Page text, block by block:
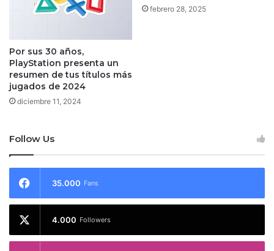
Por sus 30 años,
PlayStation presenta un
resumen de tus títulos más
jugados de 2024
diciembre 11, 2024
febrero 28, 2025
Follow Us
35.000 Fans
4.000 Followers